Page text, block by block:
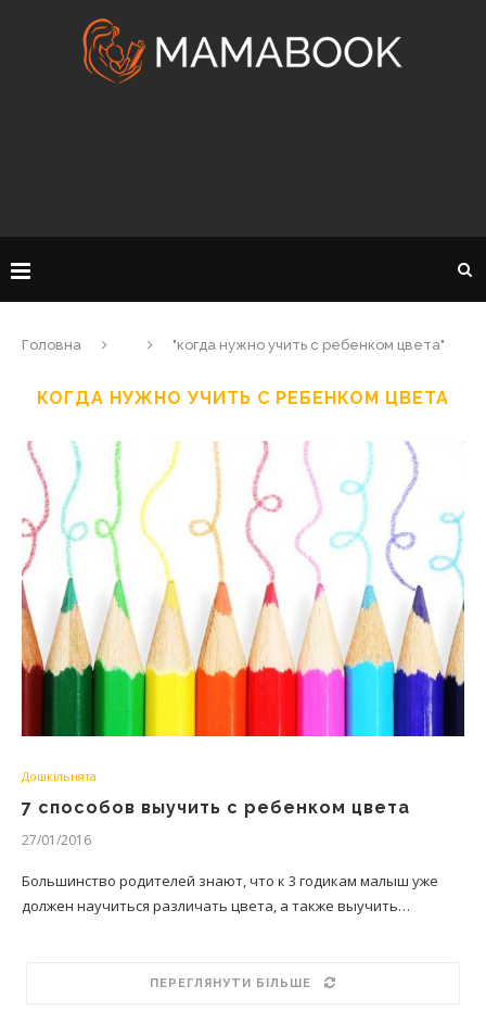
Головна "когда нужно учить с ребенком цвета"
КОГДА НУЖНО УЧИТЬ С РЕБЕНКОМ ЦВЕТА
Дошкільнята
7 способов выучить с ребенком цвета
27/01/2016
Большинство родителей знают, что к 3 годикам малыш уже
должен научиться различать цвета, а также выучить…
ПЕРЕГЛЯНУТИ БІЛЬШЕ